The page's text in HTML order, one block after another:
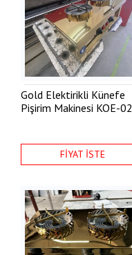
Gold Elektirikli Künefe
Pişirim Makinesi KOE-02
FİYAT İSTE